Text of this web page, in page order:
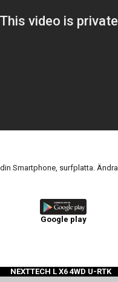
Smartphone, surfplatta. Ändra
Google play
NEXTTECH L X6 4WD U-RTK